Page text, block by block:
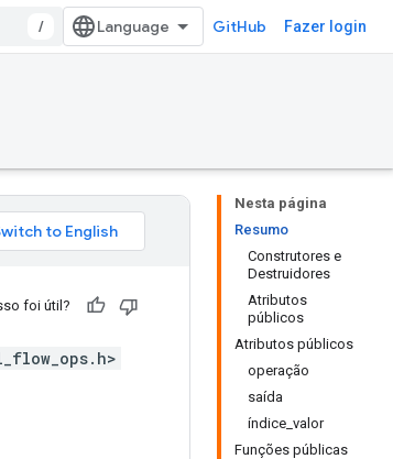
/ GitHub Fazer login
Nesta página
Resumo
Construtores e
Destruidores
Atributos
públicos
Atributos públicos
operação
saída
índice_valor
Funções públicas
foi útil?